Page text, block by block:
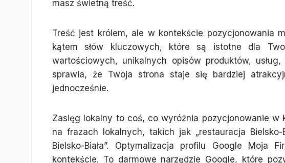
masz świetną treść.
Treść jest królem, ale w kontekście pozycjonowania
kątem słów kluczowych, które są istotne dla
wartościowych, unikalnych opisów produktów,
sprawia, że Twoja strona staje się bardziej
jednocześnie.
Zasięg lokalny to coś, co wyróżnia pozycjonowanie w
na frazach lokalnych, takich jak „restauracja Bielsko-
Bielsko-Biała”. Optymalizacja profilu Google Moja
kontekście. To darmowe narzędzie Google, które